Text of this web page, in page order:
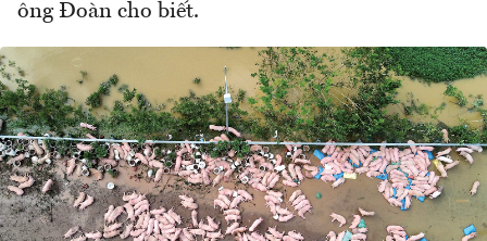
ông Đoàn cho biết.